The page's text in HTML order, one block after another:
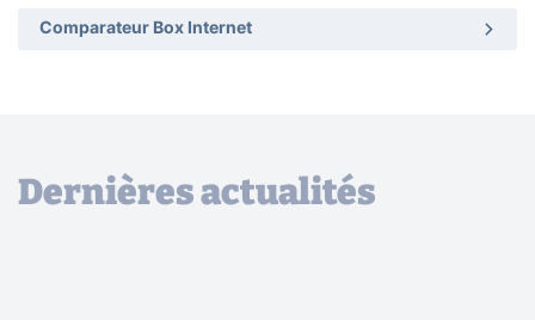
Comparateur Box Internet
Dernières actualités